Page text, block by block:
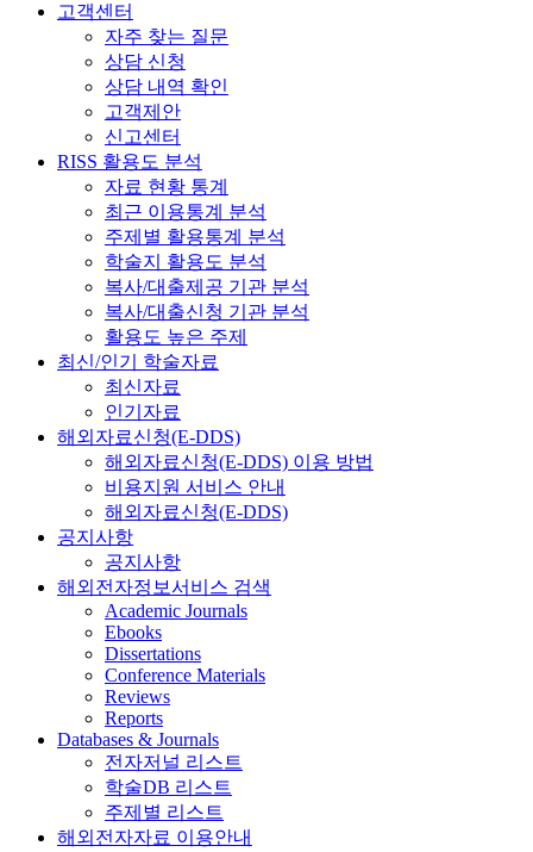
고객센터
자주 찾는 질문
상담 신청
상담 내역 확인
고객제안
신고센터
RISS 활용도 분석
자료 현황 통계
최근 이용통계 분석
주제별 활용통계 분석
학술지 활용도 분석
복사/대출제공 기관 분석
복사/대출신청 기관 분석
활용도 높은 주제
최신/인기 학술자료
최신자료
인기자료
해외자료신청(E-DDS)
해외자료신청(E-DDS) 이용 방법
비용지원 서비스 안내
해외자료신청(E-DDS)
공지사항
공지사항
해외전자정보서비스 검색
Academic Journals
Ebooks
Dissertations
Conference Materials
Reviews
Reports
Databases & Journals
전자저널 리스트
학술DB 리스트
주제별 리스트
해외전자자료 이용안내